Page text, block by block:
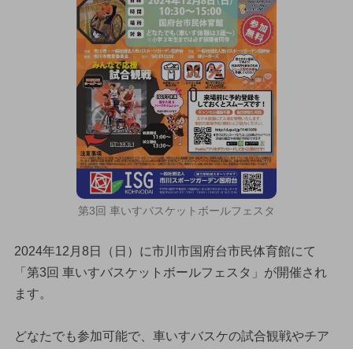
第3回 車いすバスケットボールフェスタ
2024年12月8日（日）に市川市国府台市民体育館にて
「第3回 車いすバスケットボールフェスタ」が開催され
ます。
どなたでも参加可能で、車いすバスケの試合観戦やチア